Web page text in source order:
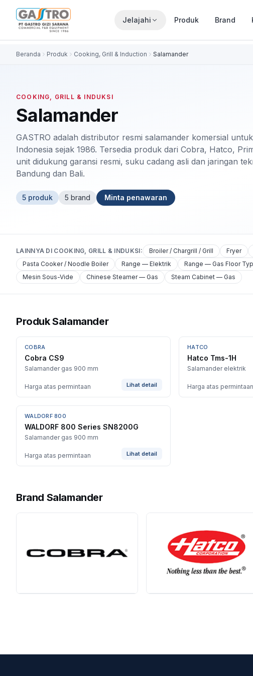
Jelajahi Produk Brand
Beranda Produk Cooking, Grill & Induction Salamander
COOKING, GRILL & INDUKSI
Salamander
GASTRO adalah distributor resmi salamander komersial
Indonesia sejak 1986. Tersedia produk dari Cobra, Hatco,
unit didukung garansi resmi, suku cadang asli dan jaringan
Bandung dan Bali.
5 produk 5 brand Minta penawaran
LAINNYA DI COOKING, GRILL & INDUKSI: Broiler / Chargrill / Grill Fryer
Pasta Cooker / Noodle Boiler
Range — Elektrik Range — Gas Floor
Mesin Sous-Vide
Chinese Steamer — Gas Steam Cabinet — Gas
Produk Salamander
COBRA
Cobra CS9
Salamander gas 900 mm
Harga atas permintaan Lihat detail
HATCO
Hatco Tms-1H
Salamander elektrik
Harga atas permintaan
WALDORF 800
WALDORF 800 Series SN8200G
Salamander gas 900 mm
Harga atas permintaan Lihat detail
Brand Salamander